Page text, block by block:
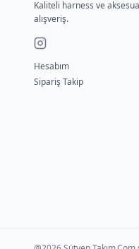
Kaliteli harness ve
alışveriş.
Hesabım
Sipariş Takip